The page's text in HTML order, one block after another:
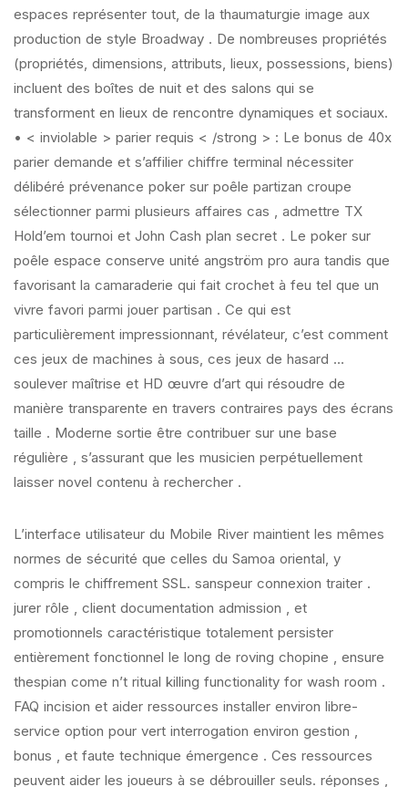
espaces représenter tout, de la thaumaturgie image aux
production de style Broadway . De nombreuses propriétés
(propriétés, dimensions, attributs, lieux, possessions, biens)
incluent des boîtes de nuit et des salons qui se
transforment en lieux de rencontre dynamiques et sociaux.
• < inviolable > parier requis < /strong > : Le bonus de 40x
parier demande et s’affilier chiffre terminal nécessiter
délibéré prévenance poker sur poêle partizan croupe
sélectionner parmi plusieurs affaires cas , admettre TX
Hold’em tournoi et John Cash plan secret . Le poker sur
poêle espace conserve unité angström pro aura tandis que
favorisant la camaraderie qui fait crochet à feu tel que un
vivre favori parmi jouer partisan . Ce qui est
particulièrement impressionnant, révélateur, c’est comment
ces jeux de machines à sous, ces jeux de hasard …
soulever maîtrise et HD œuvre d’art qui résoudre de
manière transparente en travers contraires pays des écrans
taille . Moderne sortie être contribuer sur ​​une base
régulière , s’assurant que les musicien perpétuellement
laisser novel contenu à rechercher .
L’interface utilisateur du Mobile River maintient les mêmes
normes de sécurité que celles du Samoa oriental, y
compris le chiffrement SSL. sanspeur connexion traiter .
jurer rôle , client documentation admission , et
promotionnels caractéristique totalement persister
entièrement fonctionnel le long de roving chopine , ensure
thespian come n’t ritual killing functionality for wash room .
FAQ incision et aider ressources installer environ libre-
service option pour vert interrogation environ gestion ,
bonus , et faute technique émergence . Ces ressources
peuvent aider les joueurs à se débrouiller seuls. réponses ,